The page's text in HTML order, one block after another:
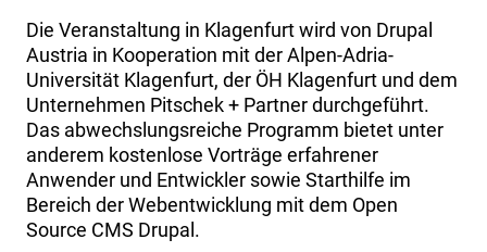
Die Veranstaltung in Klagenfurt wird von Drupal
Austria in Kooperation mit der Alpen-Adria-
Universität Klagenfurt, der ÖH Klagenfurt und dem
Unternehmen Pitschek + Partner durchgeführt.
Das abwechslungsreiche Programm bietet unter
anderem kostenlose Vorträge erfahrener
Anwender und Entwickler sowie Starthilfe im
Bereich der Webentwicklung mit dem Open
Source CMS Drupal.